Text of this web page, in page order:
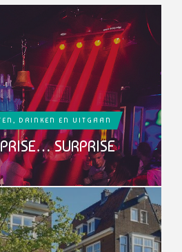
DRINKEN EN UITGAAN
SURPRISE